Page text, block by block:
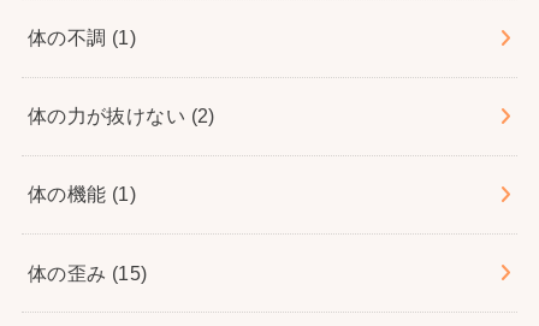
体の不調 (1)
体の力が抜けない (2)
体の機能 (1)
体の歪み (15)